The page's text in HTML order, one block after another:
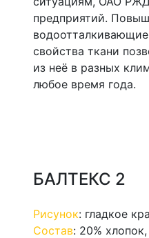
предприятий.
свойства ткани
из неё в разных
любое время года.
БАЛТЕКС 2
Рисунок: гладкое
Состав: 20%